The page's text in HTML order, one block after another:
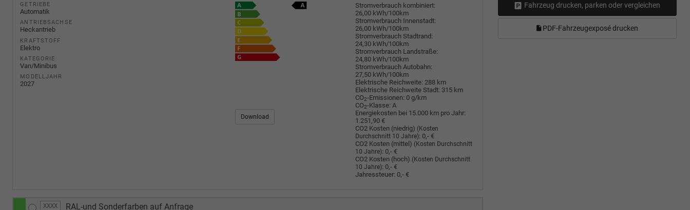
Fahrzeug drucken, parken oder vergleichen
PDF-Fahrzeugexposé drucken
GETRIEBE
Automatik
ANTRIEBSACHSE
Heckantrieb
KRAFTSTOFF
Elektro
KATEGORIE
Van/Minibus
MODELLJAHR
2027
Stromverbrauch kombiniert:
26,00 kWh/100km
Stromverbrauch Innenstadt:
26,00 kWh/100km
Stromverbrauch Stadtrand:
24,30 kWh/100km
Stromverbrauch Landstraße:
24,80 kWh/100km
Stromverbrauch Autobahn:
27,50 kWh/100km
Elektrische Reichweite: 288 km
Elektrische Reichweite Stadt: 315 km
CO2-Emissionen: 0 g/km
CO2-Klasse: A
Download
Energiekosten bei 15.000 km pro Jahr:
1.251,90 €
CO2 Kosten (niedrig) (Kosten
Durchschnitt 10 Jahre): 0,- €
CO2 Kosten (mittel) (Kosten Durchschnitt
10 Jahre): 0,- €
CO2 Kosten (hoch) (Kosten Durchschnitt
10 Jahre): 0,- €
Jahressteuer: 0,- €
XXXX RAL-und Sonderfarben auf Anfrage